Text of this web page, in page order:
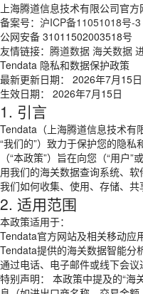
上海腾道信息技术有限公司官
备案号： 沪ICP备11051018号-3
公网安备 31011502003518号
友情链接： 腾道数据 海关数据
Tendata 隐私和数据保护政策
最新更新日期： 2026年7月15日
生效日期： 2026年7月15日
1. 引言
Tendata（上海腾道信息技术有
“我们的”）致力于保护您的隐
（“本政策”）旨在向您（“用户
用我们的海关数据查询系统、软
我们如何收集、使用、存储、共
2. 适用范围
本政策适用于：
Tendata官方网站及相关移动应
Tendata提供的海关数据智能分
通过电话、电子邮件或线下会议
特别声明： 本政策中提及的“海